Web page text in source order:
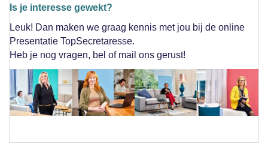
Is je interesse gewekt?
Leuk! Dan maken we graag kennis met jou bij de online
Presentatie TopSecretaresse.
Heb je nog vragen, bel of mail ons gerust!